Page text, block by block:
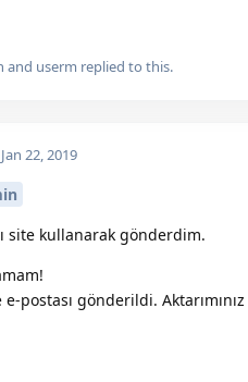
and userm replied to this.
Jan 22, 2019
site kullanarak gönderdim.
postası gönderildi.